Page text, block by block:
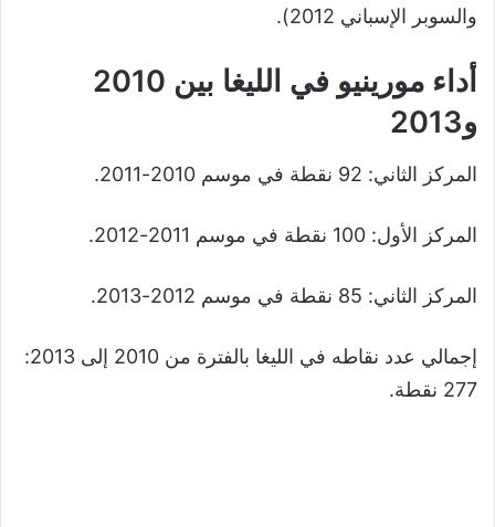
والسوبر الإسباني 2012).
أداء مورينيو في الليغا بين 2010
و2013
المركز الثاني: 92 نقطة في موسم 2010-2011.
المركز الأول: 100 نقطة في موسم 2011-2012.
المركز الثاني: 85 نقطة في موسم 2012-2013.
إجمالي عدد نقاطه في الليغا بالفترة من 2010 إلى 2013:
277 نقطة.